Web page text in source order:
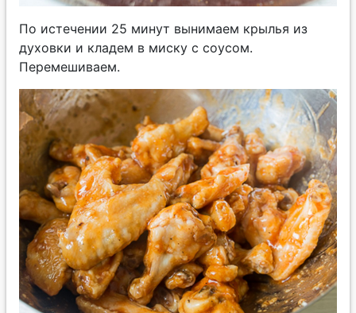
По истечении 25 минут вынимаем крылья из
духовки и кладем в миску с соусом.
Перемешиваем.